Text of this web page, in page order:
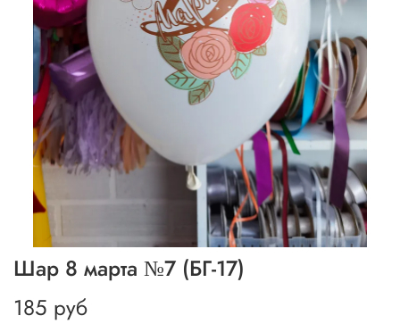
Шар 8 марта №7 (БГ-17)
185 руб